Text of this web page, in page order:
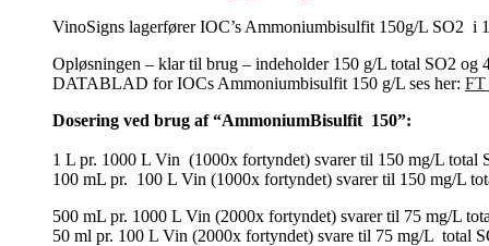
VinoSigns lagerfører IOC’s Ammoniumbisulfit 150g/L SO2 i
Opløsningen – klar til brug – indeholder 150 g/L total SO2 og
DATABLAD for IOCs Ammoniumbisulfit 150 g/L ses her:
Dosering ved brug af “AmmoniumBisulfit 150”:
1 L pr. 1000 L Vin (1000x fortyndet) svarer til 150 mg/L total
100 mL pr. 100 L Vin (1000x fortyndet) svarer til 150 mg/L
500 mL pr. 1000 L Vin (2000x fortyndet) svarer til 75 mg/L
50 ml pr. 100 L Vin (2000x fortyndet) svare til 75 mg/L total